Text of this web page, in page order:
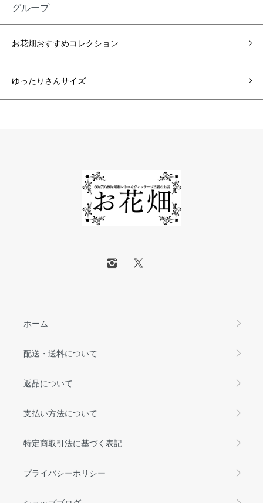
グループ
お花畑おすすめコレクション
ゆったりさんサイズ
ホーム
配送・送料について
返品について
支払い方法について
特定商取引法に基づく表記
プライバシーポリシー